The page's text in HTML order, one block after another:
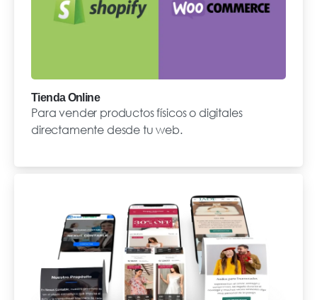
Tienda Online
Para vender productos físicos o digitales
directamente desde tu web.